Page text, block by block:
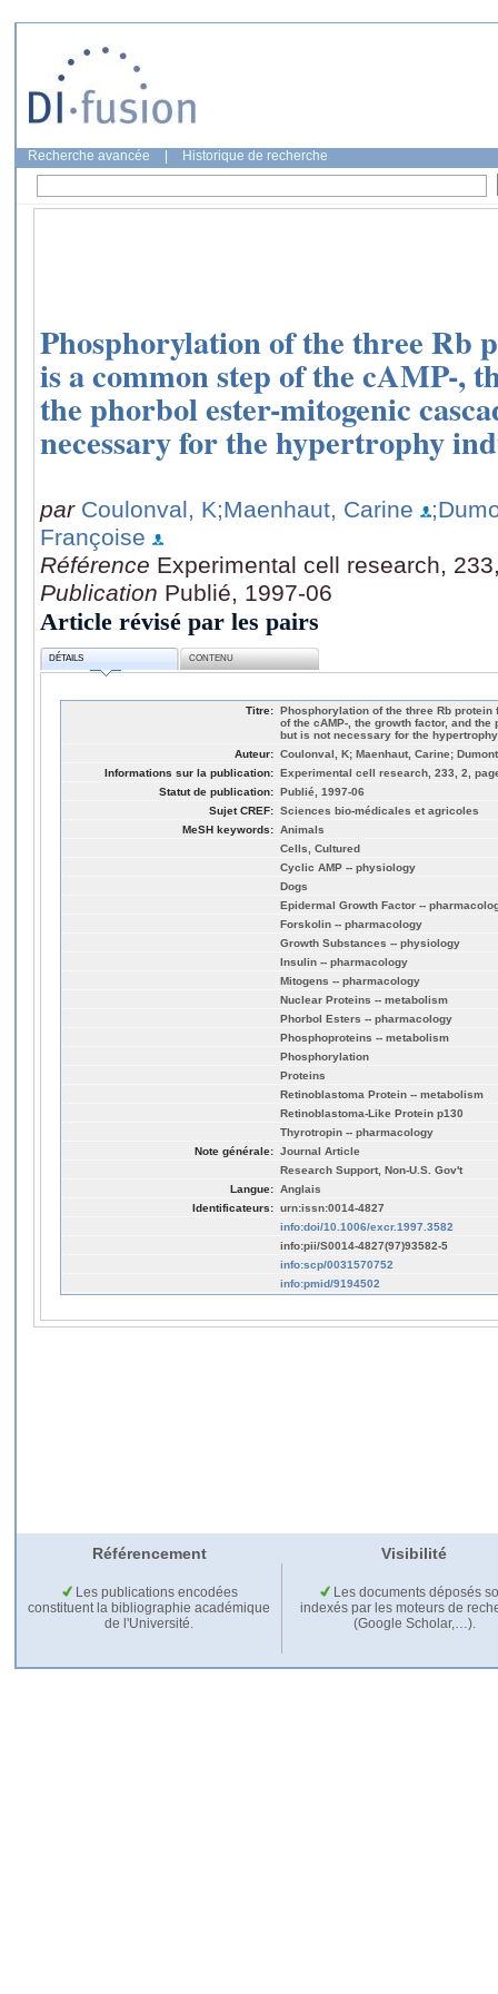
Recherche avancée Historique de recherche
Phosphorylation of the three Rb
is a common step of the cAMP-,
the phorbol ester-mitogenic
necessary for the hypertrophy
par Coulonval, K;Maenhaut, Carine
Françoise
Référence Experimental cell research,
Publication Publié, 1997-06
Article révisé par les pairs
DÉTAILS CONTENU
Titre: Phosphorylation of the three Rb
of the cAMP-, the growth factor, and
but is not necessary for the
Auteur: Coulonval, K; Maenhaut, Carine;
Informations sur la publication: Experimental cell research, 233, 2,
Statut de publication: Publié, 1997-06
Sujet CREF: Sciences bio-médicales et agricoles
MeSH keywords: Animals
Cells, Cultured
Cyclic AMP -- physiology
Dogs
Epidermal Growth Factor --
Forskolin -- pharmacology
Growth Substances -- physiology
Insulin -- pharmacology
Mitogens -- pharmacology
Nuclear Proteins -- metabolism
Phorbol Esters -- pharmacology
Phosphoproteins -- metabolism
Phosphorylation
Proteins
Retinoblastoma Protein -- metabolism
Retinoblastoma-Like Protein p130
Thyrotropin -- pharmacology
Note générale: Journal Article
Research Support, Non-U.S. Gov't
Langue: Anglais
Identificateurs: urn:issn:0014-4827
info:doi/10.1006/excr.1997.3582
info:pii/S0014-4827(97)93582-5
info:scp/0031570752
info:pmid/9194502
Référencement Visibilité
Les publications encodées
constituent la bibliographie académique
de l'Université.
Les documents déposés
indexés par les moteurs de
(Google Scholar,…).